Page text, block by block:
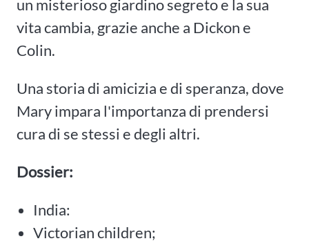
un misterioso giardino segreto e la sua
vita cambia, grazie anche a Dickon e
Colin.
Una storia di amicizia e di speranza, dove
Mary impara l'importanza di prendersi
cura di se stessi e degli altri.
Dossier:
India:
Victorian children;